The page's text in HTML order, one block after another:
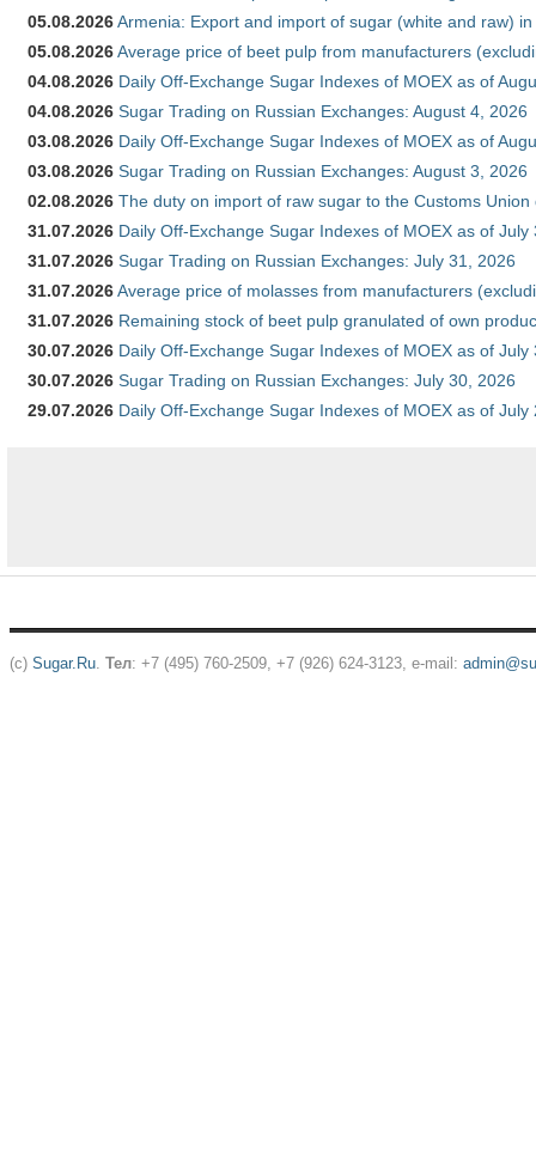
05.08.2026Armenia: Export and import of sugar (white and raw)
05.08.2026Average price of beet pulp from manufacturers
04.08.2026 Daily Off-Exchange Sugar Indexes of MOEX as of
04.08.2026 Sugar Trading on Russian Exchanges: August 4, 2026
03.08.2026 Daily Off-Exchange Sugar Indexes of MOEX as of
03.08.2026 Sugar Trading on Russian Exchanges: August 3, 2026
02.08.2026 The duty on import of raw sugar to the Customs
31.07.2026 Daily Off-Exchange Sugar Indexes of MOEX as of July
31.07.2026 Sugar Trading on Russian Exchanges: July 31, 2026
31.07.2026Average price of molasses from manufacturers
31.07.2026 Remaining stock of beet pulp granulated of own
30.07.2026 Daily Off-Exchange Sugar Indexes of MOEX as of July
30.07.2026 Sugar Trading on Russian Exchanges: July 30, 2026
29.07.2026 Daily Off-Exchange Sugar Indexes of MOEX as of July
(c) Sugar.Ru. Тел: +7 (495) 760-2509, +7 (926) 624-3123, e-mail: